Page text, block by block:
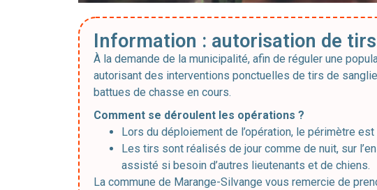
Information : autorisation de
À la demande de la municipalité, afin de réguler une
autorisant des interventions ponctuelles de tirs de
battues de chasse en cours.
Comment se déroulent les opérations ?
Lors du déploiement de l’opération, le périmètre
Les tirs sont réalisés de jour comme de nuit, sur
assisté si besoin d’autres lieutenants et de chiens.
La commune de Marange-Silvange vous remercie de